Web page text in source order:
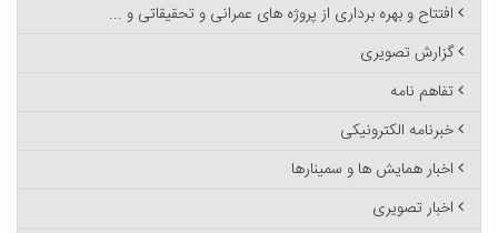
افتتاح و بهره برداری از پروژه های عمرانی و تحقیقاتی و ...
گزارش تصویری
تفاهم نامه
خبرنامه الکترونیکی
اخبار همایش ها و سمینارها
اخبار تصویری